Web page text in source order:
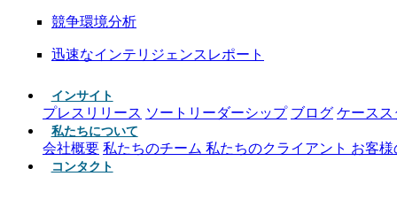
競争環境分析
迅速なインテリジェンスレポート
インサイト
プレスリリース ソートリーダーシップ ブログ ケースス
私たちについて
会社概要 私たちのチーム 私たちのクライアント お客
コンタクト